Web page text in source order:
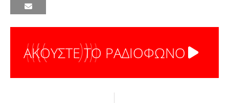
ΑΚΟΥΣΤΕ ΤΟ ΡΑΔΙΟΦΩΝΟ